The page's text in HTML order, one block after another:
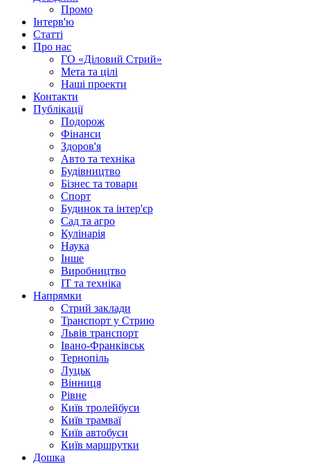
Промо
Інтерв'ю
Статті
Про нас
ГО «Діловий Стрий»
Мета та цілі
Наші проекти
Контакти
Публікації
Подорож
Фінанси
Здоров'я
Авто та техніка
Будівництво
Бізнес та товари
Спорт
Будинок та інтер'єр
Сад та агро
Кулінарія
Наука
Інше
Виробництво
IT та техніка
Напрямки
Стрий заклади
Транспорт у Стрию
Львів транспорт
Івано-Франківськ
Тернопіль
Луцьк
Вінниця
Рівне
Київ тролейбуси
Київ трамваї
Київ автобуси
Київ маршрутки
Дошка